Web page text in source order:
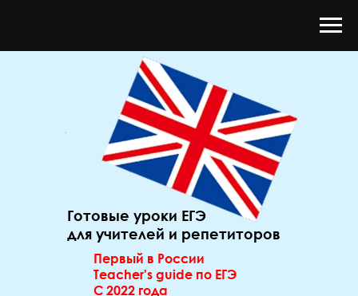
Готовые уроки ЕГЭ
для учителей и репетиторов
Первый в России
Teacher's guide по ЕГЭ
С 2022 года